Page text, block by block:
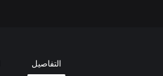
التفاصيل